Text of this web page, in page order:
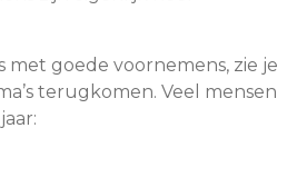
met goede voornemens, zie je
terugkomen. Veel mensen